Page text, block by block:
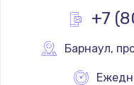
+7
Барнаул,